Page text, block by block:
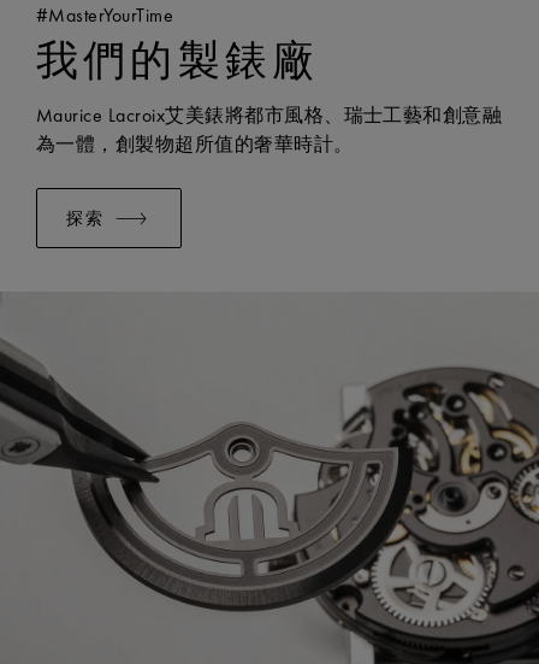
相容性:適用於PT6248 等型號兼容
寬度:22毫米
是否設有簡易更換系統:是的
#MasterYourTime
我們的製錶廠
Maurice Lacroix艾美錶將都市風格、瑞士工藝和創意融
為一體，創製物超所值的奢華時計。
探索